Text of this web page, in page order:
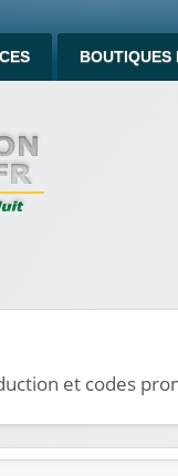
BOUTIQUES
et codes